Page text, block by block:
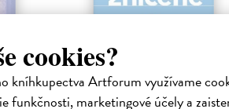
cookies?
kníhkupectva Artforum využívame
funkčnosti, marketingové účely a
Sociálne siete